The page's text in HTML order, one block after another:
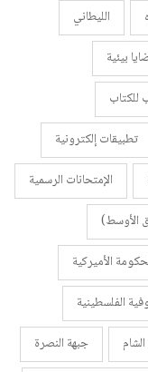
الليطاني
بيئية
للكتاب
تطبيقات إلكترونية
الإمتحانات الرسمية
الأوسط)
الأميركية
الفلسطينية
جبهة النصرة